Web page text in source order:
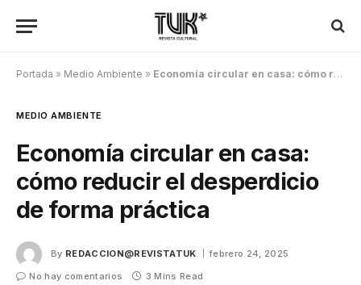
Portada » Medio Ambiente » Economía circular en casa: cómo reducir el desperdicio de forma práctica
MEDIO AMBIENTE
Economía circular en casa:
cómo reducir el desperdicio
de forma práctica
By REDACCION@REVISTATUK
febrero 24, 2025
No hay comentarios
3 Mins Read